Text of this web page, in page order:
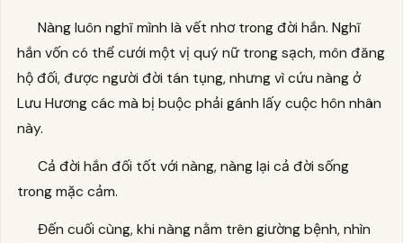
Nàng luôn nghĩ mình là vết nhơ trong đời hắn. Nghĩ
hắn vốn có thể cưới một vị quý nữ trong sạch, môn đăng
hộ đối, được người đời tán tụng, nhưng vì cứu nàng ở
Lưu Hương các mà bị buộc phải gánh lấy cuộc hôn nhân
này.
Cả đời hắn đối tốt với nàng, nàng lại cả đời sống
trong mặc cảm.
Đến cuối cùng, khi nàng nằm trên giường bệnh, nhìn